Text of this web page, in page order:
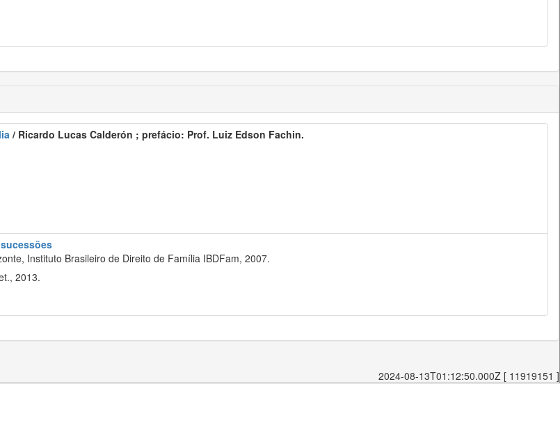
/ Ricardo Lucas Calderón ; prefácio: Prof. Luiz Edson Fachin.
Instituto Brasileiro de Direito de Família IBDFam, 2007.
2013.
2024-08-13T01:12:50.000Z [ 11919151 ]